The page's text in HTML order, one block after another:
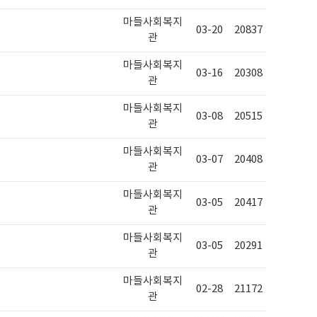
마들사회복지
관
03-20 20837
마들사회복지
관
03-16 20308
마들사회복지
관
03-08 20515
마들사회복지
관
03-07 20408
마들사회복지
관
03-05 20417
마들사회복지
관
03-05 20291
마들사회복지
관
02-28 21172